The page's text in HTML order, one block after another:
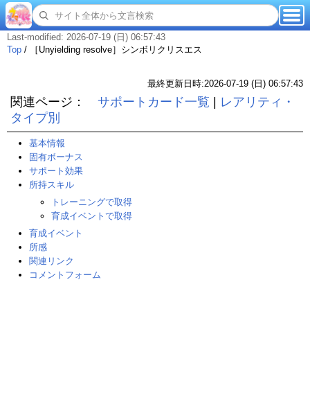
Last-modified: 2026-07-19 (日) 06:57:43
Top / ［Unyielding resolve］シンボリクリスエス
最終更新日時:2026-07-19 (日) 06:57:43
関連ページ： サポートカード一覧
レアリティ・
タイプ別
基本情報
固有ボーナス
サポート効果
所持スキル
トレーニングで取得
育成イベントで取得
育成イベント
所感
関連リンク
コメントフォーム